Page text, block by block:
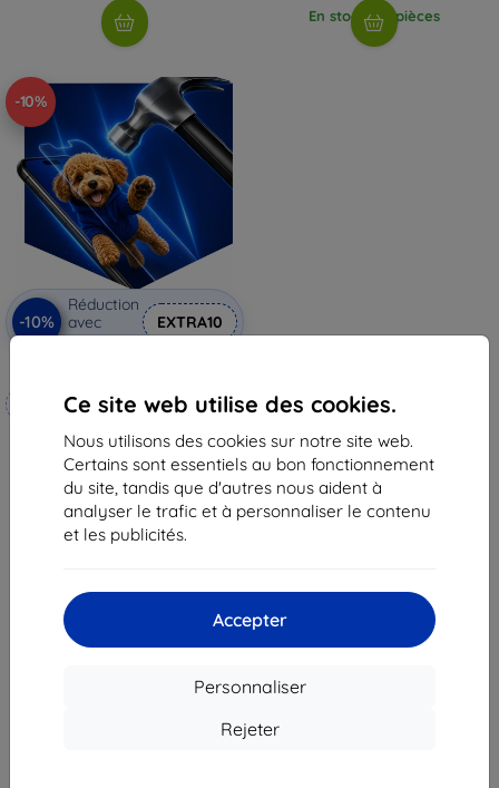
Ce site web utilise des cookies.
Nous utilisons des cookies sur notre site web.
Certains sont essentiels au bon fonctionnement
du site, tandis que d'autres nous aident à
analyser le trafic et à personnaliser le contenu
et les publicités.
Accepter
Personnaliser
Rejeter
En stock > 5 pièces
-10%
-10%
Réduction
avec
coupon
EXTRA10
Fabriqué sur mesure
20,90 €
18,82 €
En stock 3 pièces
du total